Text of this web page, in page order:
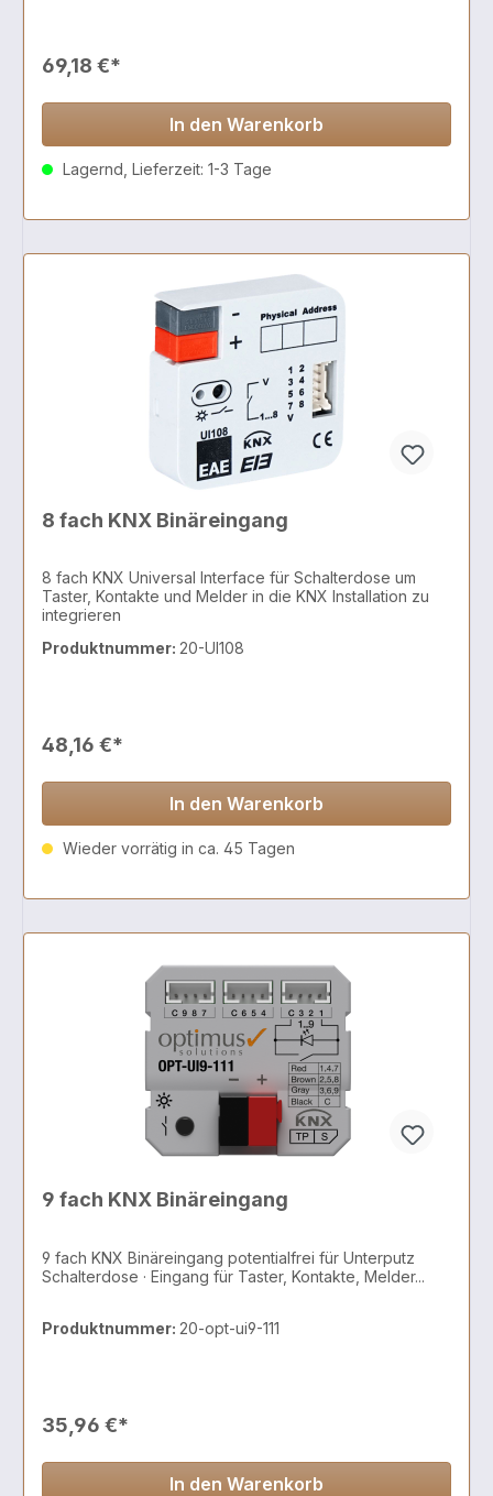
69,18 €*
In den Warenkorb
Lagernd, Lieferzeit: 1-3 Tage
8 fach KNX Binäreingang
8 fach KNX Universal Interface für Schalterdose um
Taster, Kontakte und Melder in die KNX Installation zu
integrieren
Produktnummer: 20-UI108
48,16 €*
In den Warenkorb
Wieder vorrätig in ca. 45 Tagen
9 fach KNX Binäreingang
9 fach KNX Binäreingang potentialfrei für Unterputz
Schalterdose · Eingang für Taster, Kontakte, Melder...
Produktnummer: 20-opt-ui9-111
35,96 €*
In den Warenkorb